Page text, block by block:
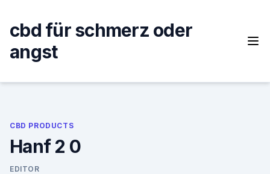
content
cbd für schmerz oder
angst
CBD PRODUCTS
Hanf 2 0
EDITOR